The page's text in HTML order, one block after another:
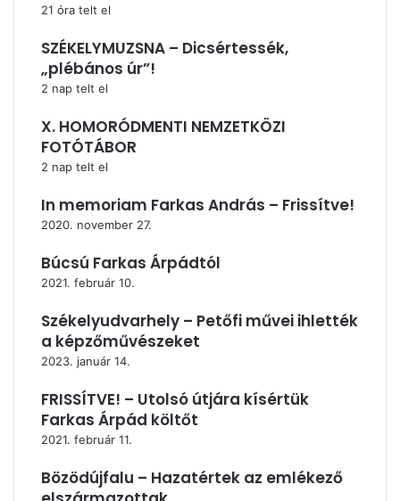
21 óra telt el
SZÉKELYMUZSNA – Dicsértessék,
„plébános úr”!
2 nap telt el
X. HOMORÓDMENTI NEMZETKÖZI
FOTÓTÁBOR
2 nap telt el
In memoriam Farkas András – Frissítve!
2020. november 27.
Búcsú Farkas Árpádtól
2021. február 10.
Székelyudvarhely – Petőfi művei ihlették
a képzőművészeket
2023. január 14.
FRISSÍTVE! – Utolsó útjára kísértük
Farkas Árpád költőt
2021. február 11.
Bözödújfalu – Hazatértek az emlékező